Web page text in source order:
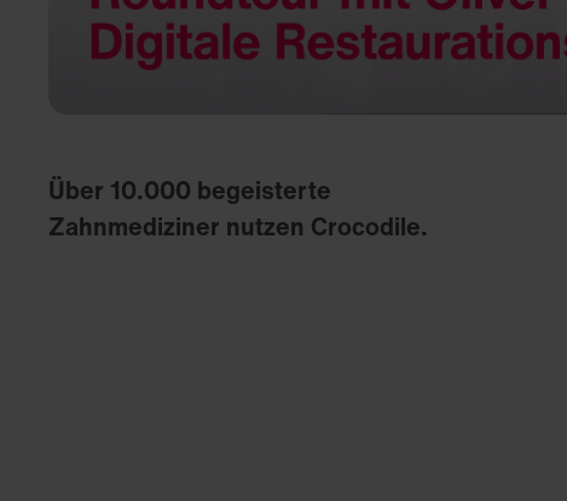
Über 10.000 begeisterte
Zahnmediziner nutzen Crocodile.